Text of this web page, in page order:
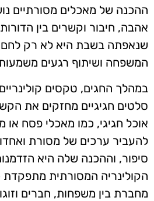
ההכנה של מאכלים מסורתיים
אהבה, חיבור וקשרים בין
שנאפתה בשבת היא לא רק
המשפחה ושיתוף רגעים
במהלך החגים, טקסים
סלטים חגיגיים מחזקים את
אוכל חגיגי, כמו מאכלי פסח או
להעביר ערכים של מסורת
סיפור, וההכנה שלה היא
הקולינריה המסורתית מתפקדת
מחברת בין משפחות, חברים